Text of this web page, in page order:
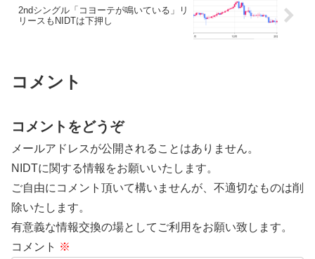
2ndシングル「コヨーテが鳴いている」リ
リースもNIDTは下押し
コメント
コメントをどうぞ
メールアドレスが公開されることはありません。
NIDTに関する情報をお願いいたします。
ご自由にコメント頂いて構いませんが、不適切なものは削
除いたします。
有意義な情報交換の場としてご利用をお願い致します。
コメント ※